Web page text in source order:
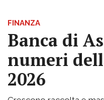
FINANZA
Banca di
numeri
2026